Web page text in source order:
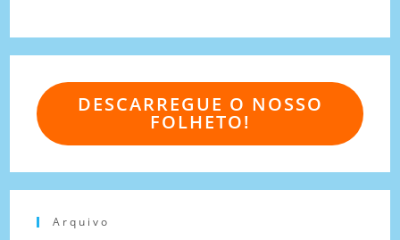
DESCARREGUE O NOSSO
FOLHETO!
Arquivo